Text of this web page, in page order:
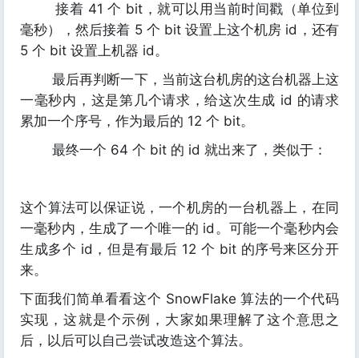
接着 41 个 bit，就可以用当前时间戳（单位到
毫秒），然后接着 5 个 bit 设置上这个机房 id，还有
5 个 bit 设置上机器 id。
最后再判断一下，当前这台机房的这台机器上这
一毫秒内，这是第几个请求，给这次生成 id 的请求
累加一个序号，作为最后的 12 个 bit。
最终一个 64 个 bit 的 id 就出来了，类似于：
这个算法可以保证说，一个机房的一台机器上，在同
一毫秒内，生成了一个唯一的 id。可能一个毫秒内会
生成多个 id，但是有最后 12 个 bit 的序号来区分开
来。
下面我们简单看看这个 SnowFlake 算法的一个代码
实现，这就是个示例，大家如果理解了这个意思之
后，以后可以自己尝试改造这个算法。